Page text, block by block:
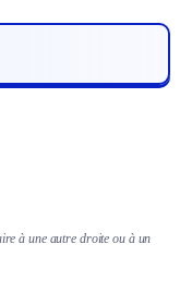
à une autre droite ou à un